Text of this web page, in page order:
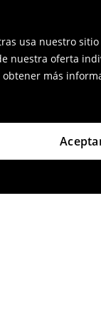
usa nuestro
oferta
más